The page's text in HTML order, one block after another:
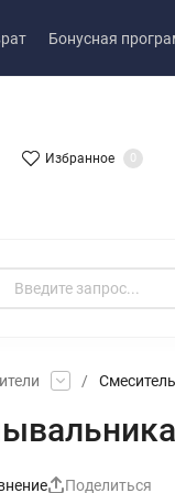
Бонусная
Избранное 0
/
Поделиться